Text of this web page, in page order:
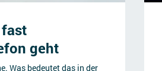
geht
Was bedeutet das in der